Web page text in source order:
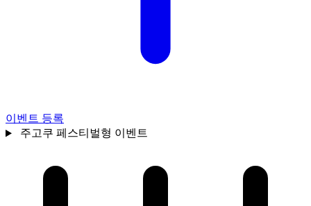
이벤트 등록
주고쿠 페스티벌형 이벤트